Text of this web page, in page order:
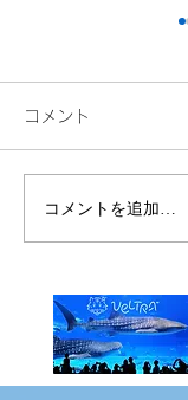
【年末年始
コメント
コメントを追加…